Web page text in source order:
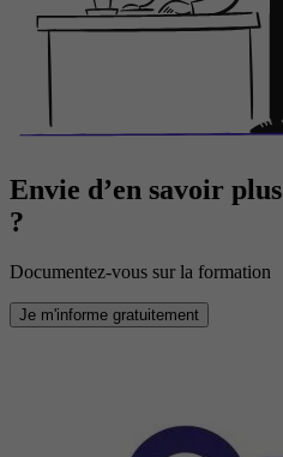
Envie d’en savoir
?
Documentez-vous sur la formation
Je m'informe gratuitement